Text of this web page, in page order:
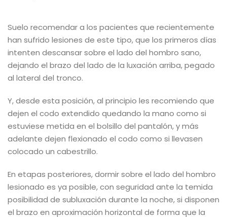
Suelo recomendar a los pacientes que recientemente
han sufrido lesiones de este tipo, que los primeros días
intenten descansar sobre el lado del hombro sano,
dejando el brazo del lado de la luxación arriba, pegado
al lateral del tronco.
Y, desde esta posición, al principio les recomiendo que
dejen el codo extendido quedando la mano como si
estuviese metida en el bolsillo del pantalón, y más
adelante dejen flexionado el codo como si llevasen
colocado un cabestrillo.
En etapas posteriores, dormir sobre el lado del hombro
lesionado es ya posible, con seguridad ante la temida
posibilidad de subluxación durante la noche, si disponen
el brazo en aproximación horizontal de forma que la